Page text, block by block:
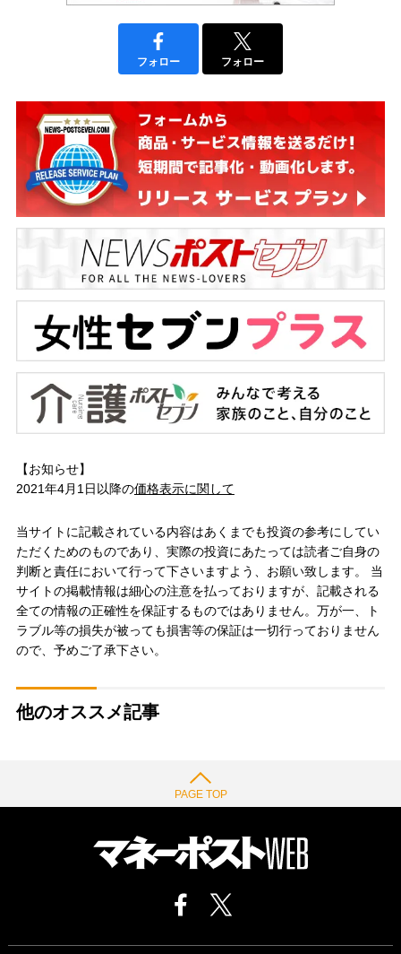
フォロー フォロー
【お知らせ】
2021年4月1日以降の価格表示に関して
当サイトに記載されている内容はあくまでも投資の参考にしてい
ただくためのものであり、実際の投資にあたっては読者ご自身の
判断と責任において行って下さいますよう、お願い致します。 当
サイトの掲載情報は細心の注意を払っておりますが、記載される
全ての情報の正確性を保証するものではありません。万が一、ト
ラブル等の損失が被っても損害等の保証は一切行っておりません
ので、予めご了承下さい。
他のオススメ記事
PAGE TOP